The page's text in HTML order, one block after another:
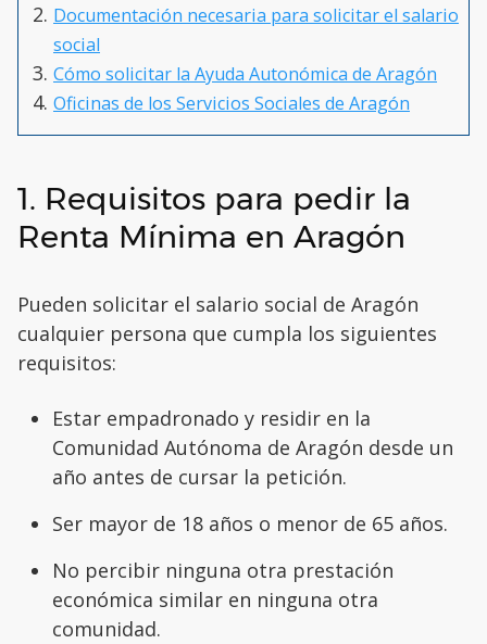
Documentación necesaria para solicitar el salario
social
Cómo solicitar la Ayuda Autonómica de Aragón
Oficinas de los Servicios Sociales de Aragón
1. Requisitos para pedir la
Renta Mínima en Aragón
Pueden solicitar el salario social de Aragón
cualquier persona que cumpla los siguientes
requisitos:
Estar empadronado y residir en la
Comunidad Autónoma de Aragón desde un
año antes de cursar la petición.
Ser mayor de 18 años o menor de 65 años.
No percibir ninguna otra prestación
económica similar en ninguna otra
comunidad.